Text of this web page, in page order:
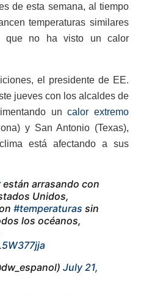
de esta semana, al tiempo
temperaturas similares
que no ha visto un calor
el presidente de EE.
jueves con los alcaldes de
un calor extremo
y San Antonio (Texas),
está afectando a sus
están arrasando con
Unidos,
#temperaturas sin
los océanos,
July 21,